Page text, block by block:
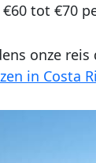
tot €70
onze reis
in Costa